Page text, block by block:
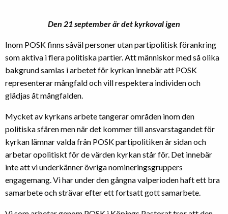
Den 21 september är det kyrkoval igen
Inom POSK finns såväl personer utan partipolitisk förankring
som aktiva i flera politiska partier. Att människor med så olika
bakgrund samlas i arbetet för kyrkan innebär att POSK
representerar mångfald och vill respektera individen och
glädjas åt mångfalden.
Mycket av kyrkans arbete tangerar områden inom den
politiska sfären men när det kommer till ansvarstagandet för
kyrkan lämnar valda från POSK partipolitiken år sidan och
arbetar opolitiskt för de värden kyrkan står för. Det innebär
inte att vi underkänner övriga nomineringsgruppers
engagemang. Vi har under den gångna valperioden haft ett bra
samarbete och strävar efter ett fortsatt gott samarbete.